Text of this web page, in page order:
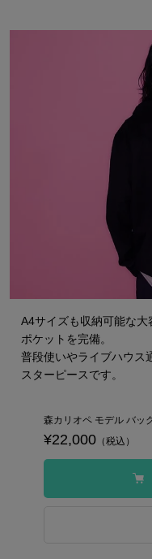
A4サイズも収納可能な
ポケットを完備。
普段使いやライブハウス
スターピースです。
森カリオペ モデル バッ
¥22,000 （税込）